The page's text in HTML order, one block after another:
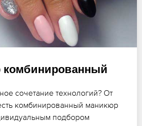
сочетание технологий? От
комбинированный маникюр
подбором